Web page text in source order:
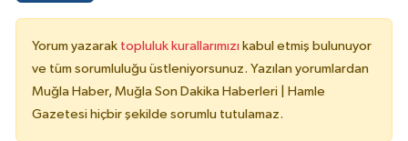
Yorum yazarak topluluk kurallarımızı kabul etmiş bulunuyor
ve tüm sorumluluğu üstleniyorsunuz. Yazılan yorumlardan
Muğla Haber, Muğla Son Dakika Haberleri | Hamle
Gazetesi hiçbir şekilde sorumlu tutulamaz.